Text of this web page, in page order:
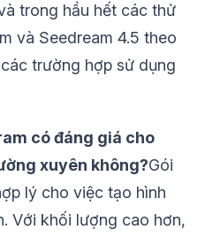
trong hầu hết các thử
và Seedream 4.5 theo
trường hợp sử dụng
có đáng giá cho
xuyên không?Gói
lý cho việc tạo hình
Với khối lượng cao hơn,